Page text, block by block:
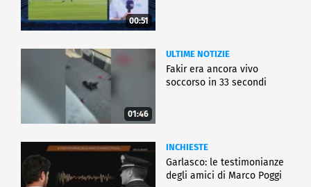
00:51
01:46
ULTIME NOTIZIE
Fakir era ancora vivo
soccorso in 33 secondi
INCHIESTE
Garlasco: le testimonianze
degli amici di Marco Poggi